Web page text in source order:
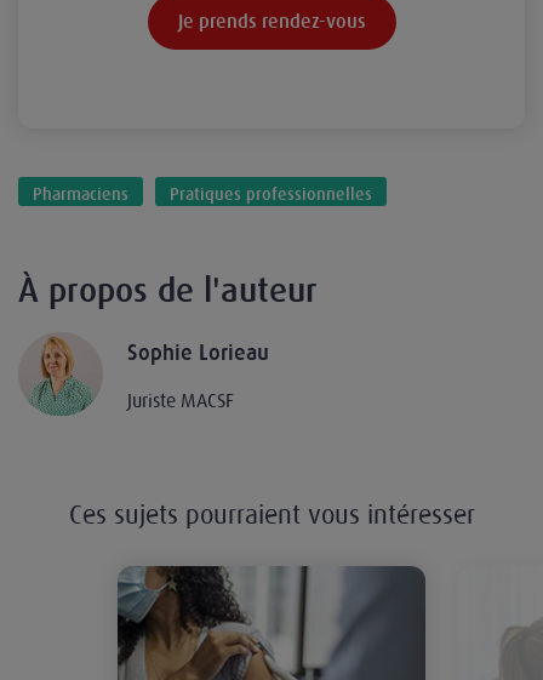
Je prends rendez-vous
Pharmaciens Pratiques professionnelles
À propos de l'auteur
Sophie Lorieau
Juriste MACSF
Ces sujets pourraient vous intéresser
Extension des compétences